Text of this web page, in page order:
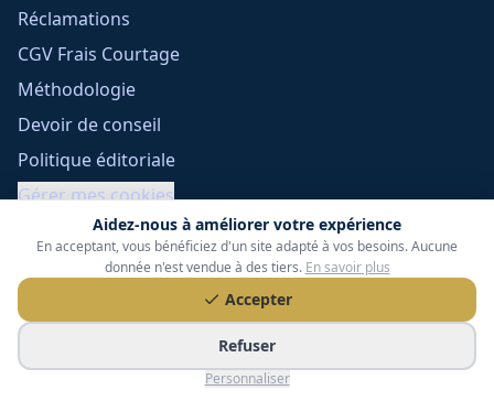
Aidez-nous à améliorer votre expérience
En acceptant, vous bénéficiez d'un site adapté à vos besoins. Aucune
donnée n'est vendue à des tiers. En savoir plus
Accepter
Refuser
Personnaliser
Réclamations
CGV Frais Courtage
Méthodologie
Devoir de conseil
Politique éditoriale
Gérer mes cookies
Tessoria Assurances- SARL au capital de 15 000 €